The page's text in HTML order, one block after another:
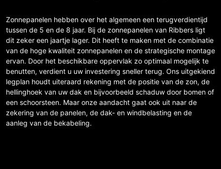
Zonnepanelen hebben over het algemeen een terugverdientijd
tussen de 5 en de 8 jaar. Bij de zonnepanelen van Ribbers ligt
dit zeker een jaartje lager. Dit heeft te maken met de combinatie
van de hoge kwaliteit zonnepanelen en de strategische montage
ervan. Door het beschikbare oppervlak zo optimaal mogelijk te
benutten, verdient u uw investering sneller terug. Ons uitgekiend
legplan houdt uiteraard rekening met de positie van de zon, de
hellinghoek van uw dak en bijvoorbeeld schaduw door bomen of
een schoorsteen. Maar onze aandacht gaat ook uit naar de
zekering van de panelen, de dak- en windbelasting en de
aanleg van de bekabeling.